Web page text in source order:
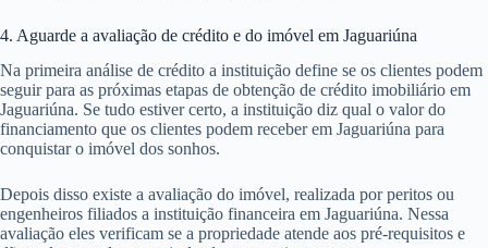
4. Aguarde a avaliação de crédito e do imóvel em Jaguariúna
Na primeira análise de crédito a instituição define se os clientes podem
seguir para as próximas etapas de obtenção de crédito imobiliário em
Jaguariúna. Se tudo estiver certo, a instituição diz qual o valor do
financiamento que os clientes podem receber em Jaguariúna para
conquistar o imóvel dos sonhos.
Depois disso existe a avaliação do imóvel, realizada por peritos ou
engenheiros filiados a instituição financeira em Jaguariúna. Nessa
avaliação eles verificam se a propriedade atende aos pré-requisitos e